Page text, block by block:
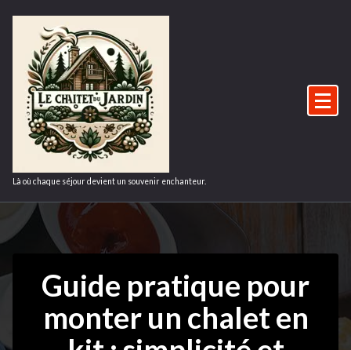
contenu
Là où chaque séjour devient un souvenir enchanteur.
Guide pratique pour
monter un chalet en